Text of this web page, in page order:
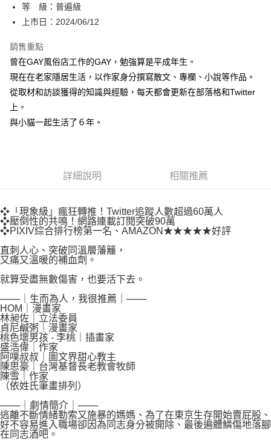
１．於結帳方式選擇「AFTEE先享後付」後，將跳轉至「AFTEE先享後付」
結帳頁面，進行簡訊認證並確認金額後，即可完成結帳。
２．訂單成立數日內，您將收到繳費通知簡訊。
ATM／網路銀行／等多元方式進行付款，方視為交易完成。
※ 請注意：結帳手續完成當下不需立刻繳費，但若您需要取消訂單，請聯絡
購買商品的店家。未經商家同意取消之訂單仍視為有效，需透過AFTEE先享
後付繳納相關費用。
※ 交易是否成功請以「AFTEE先享後付 」之結帳頁面顯示為準，若有關於
是否繳費成功／繳費後需取消欲退款等相關疑問，請聯繫「AFTEE先享後付
權轉讓予恩沛科技股份有限公司。
２．關於個人資料處理事宜，請瀏覽以下網址：
「AFTEE先享後付」，若未經同意申辦者引起之損失，本公司不負相關責
任。
４．使用「AFTEE先享後付」時，將依據個別帳號之用戶狀況，依本公司即
時審查核予不同之上限額度；若仍有額度不足之情形，本公司將視審查結果
請求用戶進行身份認證。
恩沛科技股份有限公司將有權停止該用戶之使用額度並採取法律行動。
付款後全家取貨
每筆NT$80，滿NT$500(含以上)免運費
付款後萊爾富取貨
每筆NT$80，滿NT$500(含以上)免運費
付款後7-11取貨
宅配
每筆NT$100，滿NT$800(含以上)免運費
國家/地區配送
等 級：普遍級
上市日：2024/06/12
銷售重點
曾在GAY風俗店工作的GAY，勉強算是平成年生。
現在在老家隱居生活，以作家身分撰寫散文、專欄、小說等作品。
從取材和訪談獲得的知識與經驗，每天都會更新在部落格和Twitter
上。
與小貓一起生活了６年。
詳細說明 相關推薦
❖「現象級」瘋狂轉推！Twitter追蹤人數超過60萬人
❖壓倒性的共鳴！網路連載訂閱突破90萬
❖PIXIV綜合排行榜第一名、AMAZON★★★★★好評
直刺人心、突破同溫層藩籬，
又痛又溫暖的補血劑。
就算受盡無數傷害，也要活下去。
───｜生而為人，我很推薦｜───
HOM｜漫畫家
林昶佐｜立法委員
貞尼鹹粥｜漫畫家
桃色壞男孩 - 李桃｜插畫家
盛浩偉｜作家
阿噗叔叔｜圖文界甜心教主
陳思豪｜台灣基督長老教會牧師
陳雪｜作家
（依姓氏筆畫排列）
───｜劇情簡介｜───
逃離不斷情緒勒索又施暴的媽媽、為了在東京生存開始賣屁股、
好不容易進入職場卻因為同志身分被開除、最後遍體鱗傷地落腳
在同志酒吧。